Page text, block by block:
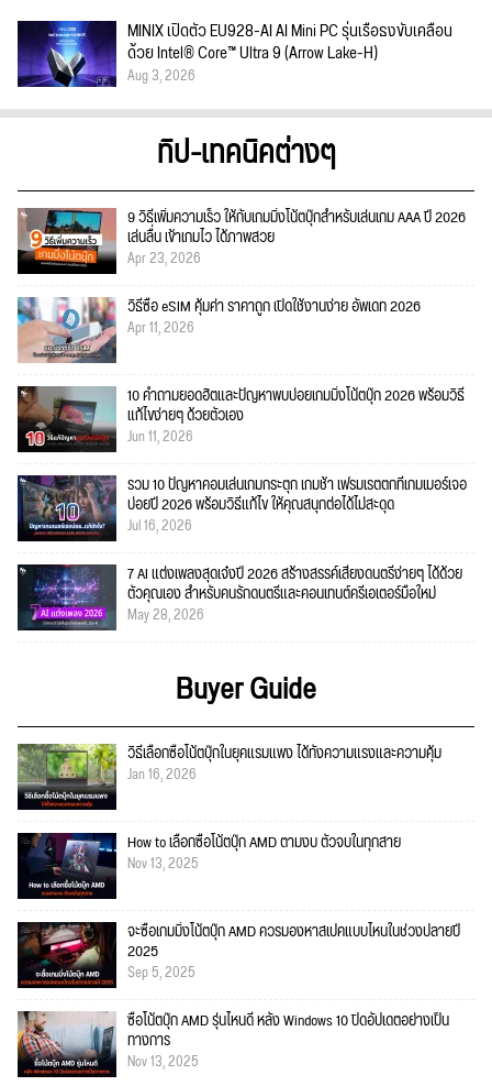
MINIX เปิดตัว EU928-AI AI Mini PC รุ่นเรือธงขับเคลื่อน
ด้วย Intel® Core™ Ultra 9 (Arrow Lake-H)
Aug 3, 2026
ทิป-เทคนิคต่างๆ
9 วิธีเพิ่มความเร็ว ให้กับเกมมิ่งโน้ตบุ๊กสำหรับเล่นเกม AAA ปี 2026
เล่นลื่น เข้าเกมไว ได้ภาพสวย
Apr 23, 2026
วิธีซื้อ eSIM คุ้มค่า ราคาถูก เปิดใช้งานง่าย อัพเดท 2026
Apr 11, 2026
10 คำถามยอดฮิตและปัญหาพบบ่อยเกมมิ่งโน้ตบุ๊ก 2026 พร้อมวิธี
แก้ไขง่ายๆ ด้วยตัวเอง
Jun 11, 2026
รวม 10 ปัญหาคอมเล่นเกมกระตุก เกมช้า เฟรมเรตตกที่เกมเมอร์เจอ
บ่อยปี 2026 พร้อมวิธีแก้ไข ให้คุณสนุกต่อได้ไม่สะดุด
Jul 16, 2026
7 AI แต่งเพลงสุดเจ๋งปี 2026 สร้างสรรค์เสียงดนตรีง่ายๆ ได้ด้วย
ตัวคุณเอง สำหรับคนรักดนตรีและคอนเทนต์ครีเอเตอร์มือใหม่
May 28, 2026
Buyer Guide
วิธีเลือกซื้อโน้ตบุ๊กในยุคแรมแพง ได้ทั้งความแรงและความคุ้ม
Jan 16, 2026
How to เลือกซื้อโน้ตบุ๊ก AMD ตามงบ ตัวจบในทุกสาย
Nov 13, 2025
จะซื้อเกมมิ่งโน้ตบุ๊ก AMD ควรมองหาสเปคแบบไหนในช่วงปลายปี
2025
Sep 5, 2025
ซื้อโน้ตบุ๊ก AMD รุ่นไหนดี หลัง Windows 10 ปิดอัปเดตอย่างเป็น
ทางการ
Nov 13, 2025